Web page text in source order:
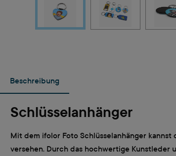
Beschreibung
Schlüsselanhänger
Mit dem ifolor Foto Schlüsselanhänger
versehen. Durch das hochwertige Kunstleder